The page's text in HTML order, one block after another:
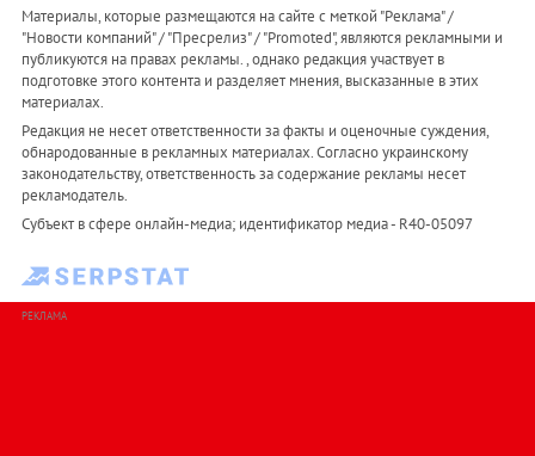
Материалы, которые размещаются на сайте с меткой "Реклама" /
"Новости компаний" / "Пресрелиз" / "Promoted", являются рекламными и
публикуются на правах рекламы. , однако редакция участвует в
подготовке этого контента и разделяет мнения, высказанные в этих
материалах.
Редакция не несет ответственности за факты и оценочные суждения,
обнародованные в рекламных материалах. Согласно украинскому
законодательству, ответственность за содержание рекламы несет
рекламодатель.
Субъект в сфере онлайн-медиа; идентификатор медиа - R40-05097
РЕКЛАМА